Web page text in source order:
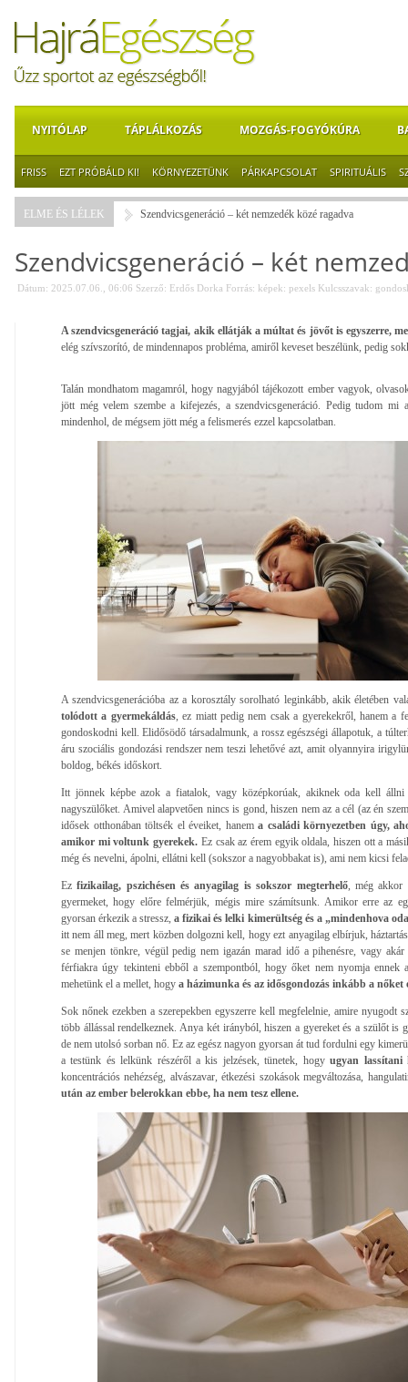
NYITÓLAP TÁPLÁLKOZÁS MOZGÁS-FOGYÓKÚRA
FRISS EZT PRÓBÁLD KI! KÖRNYEZETÜNK PÁRKAPCSOLAT SPIRITUÁLIS
ELME ÉS LÉLEK Szendvicsgeneráció – két nemzedék közé ragadva
Szendvicsgeneráció – két
Dátum: 2025.07.06., 06:06 Szerző: Erdős Dorka Forrás: képek: pexels Kulcsszavak:
A szendvicsgeneráció tagjai, akik ellátják a múltat és jövőt is egyszerre,
elég szívszorító, de mindennapos probléma, amiről keveset beszélünk, pedig
Talán mondhatom magamról, hogy nagyjából tájékozott ember vagyok,
jött még velem szembe a kifejezés, a szendvicsgeneráció. Pedig tudom mi
mindenhol, de mégsem jött még a felismerés ezzel kapcsolatban.
A szendvicsgenerációba az a korosztály sorolható leginkább, akik életében
tolódott a gyermekáldás, ez miatt pedig nem csak a gyerekekről, hanem a
gondoskodni kell. Elidősödő társadalmunk, a rossz egészségi állapotuk, a
áru szociális gondozási rendszer nem teszi lehetővé azt, amit olyannyira
boldog, békés időskort.
Itt jönnek képbe azok a fiatalok, vagy középkorúak, akiknek oda kell
nagyszülőket. Amivel alapvetően nincs is gond, hiszen nem az a cél (az én
idősek otthonában töltsék el éveiket, hanem a családi környezetben úgy,
amikor mi voltunk gyerekek. Ez csak az érem egyik oldala, hiszen ott a
még és nevelni, ápolni, ellátni kell (sokszor a nagyobbakat is), ami nem kicsi
Ezfizikailag, pszichésen és anyagilag is sokszor megterhelő, még akkor
gyermeket, hogy előre felmérjük, mégis mire számítsunk. Amikor erre az
gyorsan érkezik a stressz,a fizikai és lelki kimerültség és a „mindenhova
itt nem áll meg, mert közben dolgozni kell, hogy ezt anyagilag elbírjuk,
se menjen tönkre, végül pedig nem igazán marad idő a pihenésre, vagy
férfiakra úgy tekinteni ebből a szempontból, hogy őket nem nyomja ennek
mehetünk el a mellet, hogy a házimunka és az idősgondozás inkább a
Sok nőnek ezekben a szerepekben egyszerre kell megfelelnie, amire nyugodt
több állással rendelkeznek. Anya két irányból, hiszen a gyereket és a szülőt is
de nem utolsó sorban nő. Ez az egész nagyon gyorsan át tud fordulni egy
a testünk és lelkünk részéről a kis jelzések, tünetek, hogyugyan lassítani
koncentrációs nehézség, alvászavar, étkezési szokások megváltozása,
után az ember belerokkan ebbe, ha nem tesz ellene.